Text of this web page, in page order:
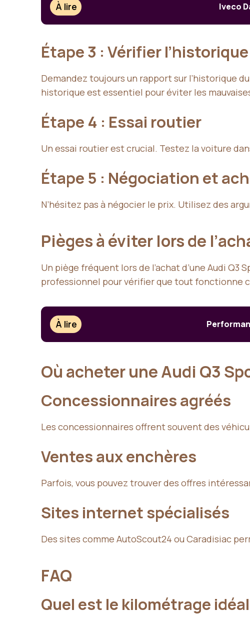
À lire Iveco
Étape 3 : Vérifier
Demandez toujours un rapport sur l’historique
historique est essentiel pour éviter les
Étape 4 : Essai routier
Un essai routier est crucial. Testez la voiture
Étape 5 : Négociation et
N’hésitez pas à négocier le prix. Utilisez des
Pièges à éviter lors de
Un piège fréquent lors de l’achat d’une Audi
professionnel pour vérifier que tout fonctionne
À lire
Où acheter une Audi Q3
Concessionnaires agréés
Les concessionnaires offrent souvent des
Ventes aux enchères
Parfois, vous pouvez trouver des offres
Sites internet spécialisés
Des sites comme AutoScout24 ou Caradisiac
FAQ
Quel est le kilométrage